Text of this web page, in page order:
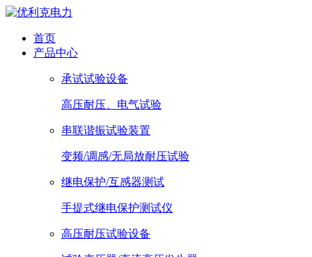
首页
产品中心
承试试验设备
高压耐压、电气试验
串联谐振试验装置
变频/调感/无局放耐压试验
继电保护/互感器测试
手提式继电保护测试仪
高压耐压试验设备